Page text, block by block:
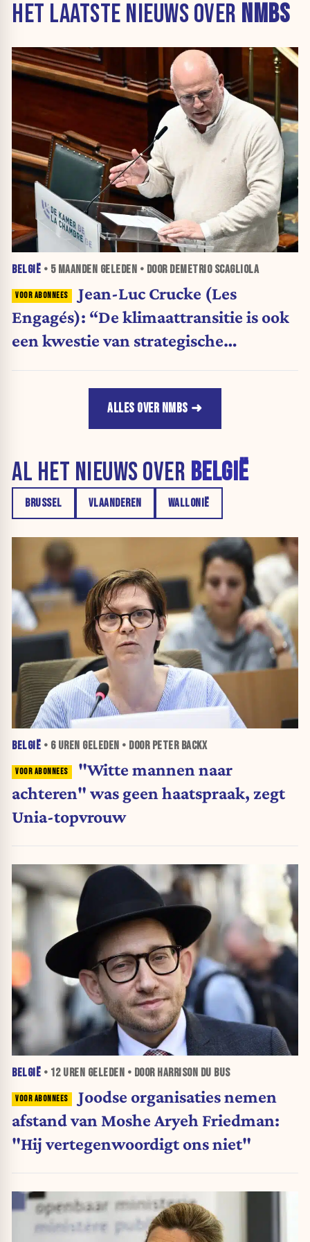
HET LAATSTE NIEUWS OVER NMBS
BELGIË • 5 MAANDEN GELEDEN • DOOR DEMETRIO SCAGLIOLA
Jean-Luc Crucke (Les
Engagés): “De klimaattransitie is ook
een kwestie van strategische
werkgelegenheid voor Europa.”
ALLES OVER NMBS
AL HET NIEUWS OVER BELGIË
BRUSSEL VLAANDEREN WALLONIË
BELGIË • 6 UREN GELEDEN • DOOR PETER BACKX
"Witte mannen naar
achteren" was geen haatspraak, zegt
Unia-topvrouw
BELGIË • 12 UREN GELEDEN • DOOR HARRISON DU BUS
Joodse organisaties nemen
afstand van Moshe Aryeh Friedman:
"Hij vertegenwoordigt ons niet"